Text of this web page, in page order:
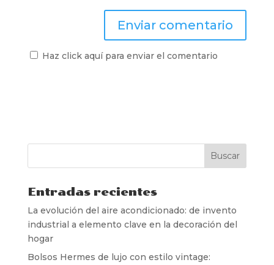
Haz click aquí para enviar el comentario
Entradas recientes
La evolución del aire acondicionado: de invento
industrial a elemento clave en la decoración del
hogar
Bolsos Hermes de lujo con estilo vintage: